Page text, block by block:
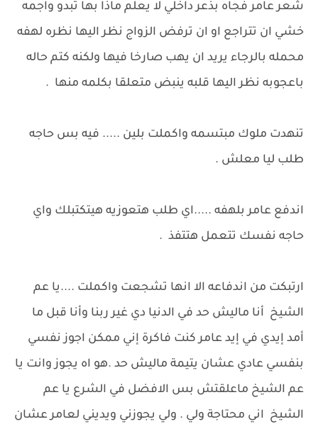
شعر عامر فجاه بذعر داخلي لا يعلم ماذا بها تبدو واجمه
خشي ان تتراجع او ان ترفض الزواج نظر اليها نظره لهفه
محمله بالرجاء يريد ان يهب صارخا فيها ولكنه كتم حاله
باعجوبه نظر اليها قلبه ينبض متعلقا بكلمه منها .
تنهدت ملوك مبتسمه واكملت بلين ..... فيه بس حاجه
طلب ليا معلش .
اندفع عامر بلهفه .....اي طلب هتعوزيه هيتكتبلك واي
حاجه نفسك تتعمل هتتفذ .
ارتبكت من اندفاعه الا انها تشجعت واكملت ....يا عم
الشيخ أنا ماليش حد في الدنيا دي غير ربنا وأنا قبل ما
أمد إيدي في إيد عامر كنت فاكرة إني ممكن اجوز نفسي
بنفسي عادي عشان يتيمة ماليش حد .هو اه يجوز وانت يا
عم الشيخ ماعلقتش بس الافضل في الشرع يا عم
الشيخ اني محتاجة ولي . ولي يجوزني ويديني لعامر عشان